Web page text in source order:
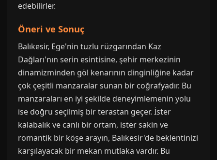
edebilirler.
Öneri ve Sonuç
Balıkesir, Ege'nin tuzlu rüzgarından Kaz
Dağları'nın serin esintisine, şehir merkezinin
dinamizminden göl kenarının dinginliğine kadar
çok çeşitli manzaralar sunan bir coğrafyadır. Bu
manzaraları en iyi şekilde deneyimlemenin yolu
ise doğru seçilmiş bir terastan geçer. İster
kalabalık ve canlı bir ortam, ister sakin ve
romantik bir köşe arayın, Balıkesir'de beklentinizi
karşılayacak bir mekan mutlaka vardır. Bu